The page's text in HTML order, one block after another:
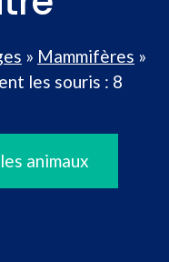
» Mammifères »
les souris : 8
animaux